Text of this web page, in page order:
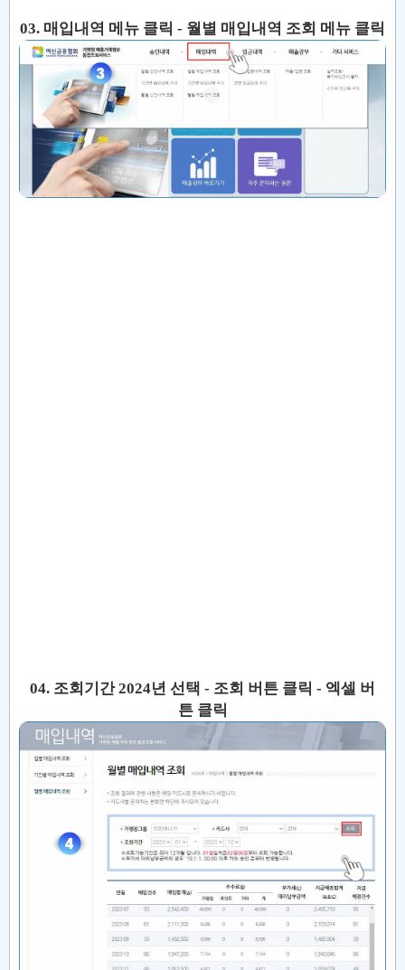
03. 매입내역 메뉴 클릭 - 월별 매입내역 조회 메뉴 클릭
04. 조회기간 2024년 선택 - 조회 버튼 클릭 - 엑셀 버
튼 클릭